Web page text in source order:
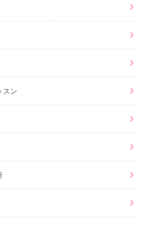
スン